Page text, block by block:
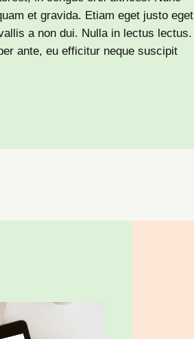
et gravida. Etiam eget justo eget
a non dui. Nulla in lectus lectus.
ante, eu efficitur neque suscipit